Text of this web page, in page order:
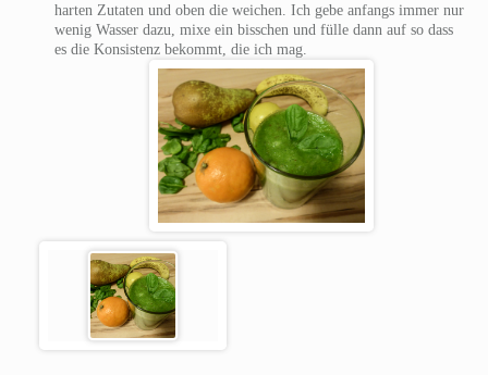
harten Zutaten und oben die weichen. Ich gebe anfangs immer nur
wenig Wasser dazu, mixe ein bisschen und fülle dann auf so dass
es die Konsistenz bekommt, die ich mag.